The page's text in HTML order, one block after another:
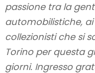
passione tra la
automobilistiche,
collezionisti che si
Torino per questa
giorni. Ingresso